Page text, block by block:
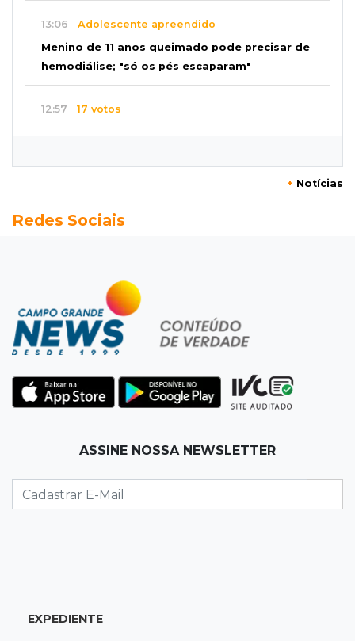
13:06 Adolescente apreendido
Menino de 11 anos queimado pode precisar de
hemodiálise; "só os pés escaparam"
12:57 17 votos
Semana cultural reúne grandes nomes da
Artigos
O terrorismo começa pela dignidade humana
12:43Esporte Equestre
amazona de MS quer chegar ao Texas
Empresário investigado em 2023 volta a ser
Ovos de arara-azul marcam início da
+ Notícias
Redes Sociais
ASSINE NOSSA NEWSLETTER
EXPEDIENTE